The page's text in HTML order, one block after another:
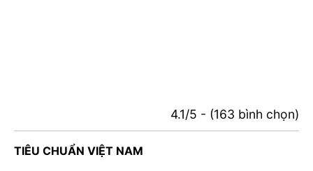
4.1/5 - (163 bình chọn)
TIÊU CHUẨN VIỆT NAM